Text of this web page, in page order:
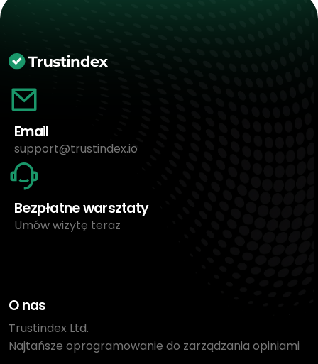
Email
support@trustindex.io
Bezpłatne warsztaty
Umów wizytę teraz
O nas
Trustindex Ltd.
Najtańsze oprogramowanie do zarządzania opiniami